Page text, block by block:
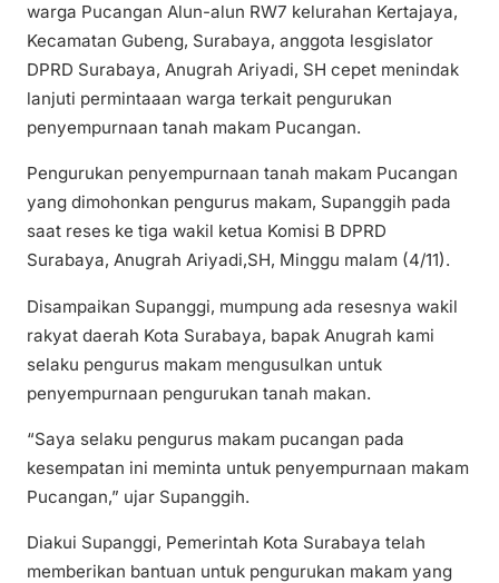
warga Pucangan Alun-alun RW7 kelurahan Kertajaya,
Kecamatan Gubeng, Surabaya, anggota lesgislator
DPRD Surabaya, Anugrah Ariyadi, SH cepet menindak
lanjuti permintaaan warga terkait pengurukan
penyempurnaan tanah makam Pucangan.
Pengurukan penyempurnaan tanah makam Pucangan
yang dimohonkan pengurus makam, Supanggih pada
saat reses ke tiga wakil ketua Komisi B DPRD
Surabaya, Anugrah Ariyadi,SH, Minggu malam (4/11).
Disampaikan Supanggi, mumpung ada resesnya wakil
rakyat daerah Kota Surabaya, bapak Anugrah kami
selaku pengurus makam mengusulkan untuk
penyempurnaan pengurukan tanah makan.
“Saya selaku pengurus makam pucangan pada
kesempatan ini meminta untuk penyempurnaan makam
Pucangan,” ujar Supanggih.
Diakui Supanggi, Pemerintah Kota Surabaya telah
memberikan bantuan untuk pengurukan makam yang